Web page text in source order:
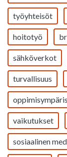
työyhteisöt
hoitotyö
sähköverkot
turvallisuus
vaikutukset
sosiaalinen